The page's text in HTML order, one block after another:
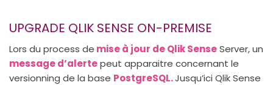
UPGRADE QLIK SENSE ON-PREMISE
Lors du process de mise à jour de Qlik SenseServer, un
message d’alertepeut apparaitre concernant le
versionning de la base PostgreSQL.Jusqu’ici Qlik Sense